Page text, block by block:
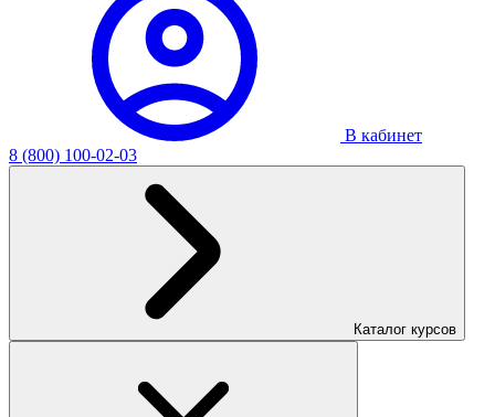
В кабинет
8 (800) 100-02-03
Каталог курсов